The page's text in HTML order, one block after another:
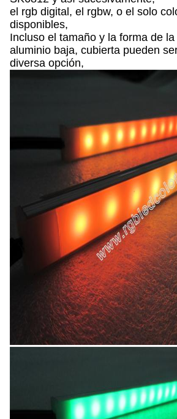
el rgb digital, el rgbw, o el solo
disponibles,
Incluso el tamaño y la forma de
aluminio baja, cubierta pueden
diversa opción,